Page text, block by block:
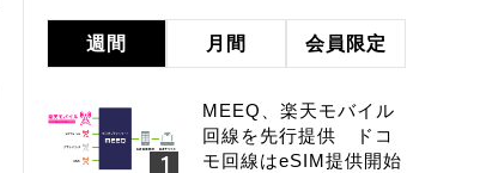
週間 月間 会員限定
MEEQ、楽天モバイル
回線を先行提供 ドコ
モ回線はeSIM提供開始